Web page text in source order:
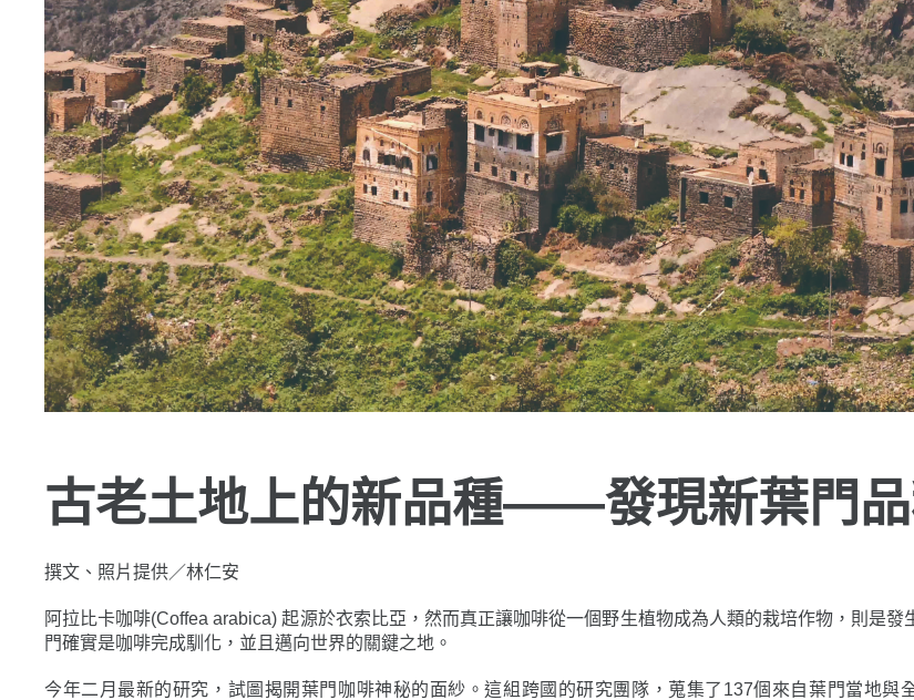
古老土地上的新品種——發現新葉門
撰文、照片提供／林仁安
阿拉比卡咖啡(Coffea arabica) 起源於衣索比亞，然而真正讓咖啡從一個野生植物成為人類的栽培作物，則是
門確實是咖啡完成馴化，並且邁向世界的關鍵之地。
今年二月最新的研究，試圖揭開葉門咖啡神秘的面紗。這組跨國的研究團隊，蒐集了137個來自葉門當地與